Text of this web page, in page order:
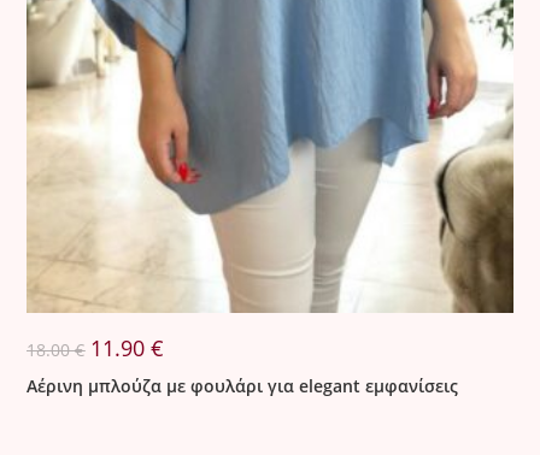
18.00€ Original
price
was:
18.00 €.
11.90€
τιμή
είναι:
Αέρινη μπλούζα με φουλάρι για elegant εμφανίσεις